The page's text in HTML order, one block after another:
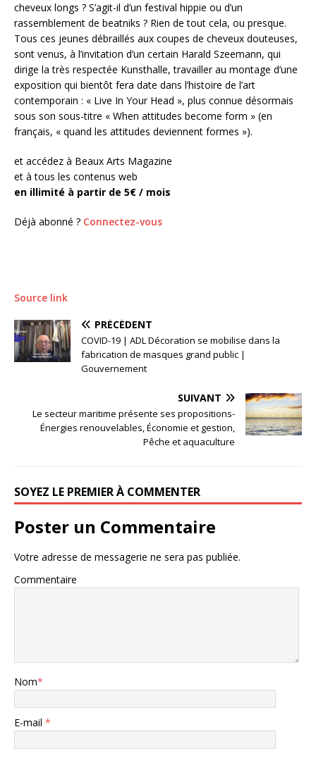
cheveux longs ? S’agit-il d’un festival hippie ou d’un
rassemblement de beatniks ? Rien de tout cela, ou presque.
Tous ces jeunes débraillés aux coupes de cheveux douteuses,
sont venus, à l’invitation d’un certain Harald Szeemann, qui
dirige la très respectée Kunsthalle, travailler au montage d’une
exposition qui bientôt fera date dans l’histoire de l’art
contemporain : « Live In Your Head », plus connue désormais
sous son sous-titre « When attitudes become form » (en
français, « quand les attitudes deviennent formes »).
et accédez à Beaux Arts Magazine
et à tous les contenus web
en illimité à partir de 5€ / mois
Déjà abonné ? Connectez-vous
Source link
PRÉCÉDENT
COVID-19 | ADL Décoration se mobilise dans la
fabrication de masques grand public |
Gouvernement
SUIVANT
Le secteur maritime présente ses propositions-
Énergies renouvelables, Économie et gestion,
Pêche et aquaculture
SOYEZ LE PREMIER À COMMENTER
Poster un Commentaire
Votre adresse de messagerie ne sera pas publiée.
Commentaire
Nom*
E-mail *